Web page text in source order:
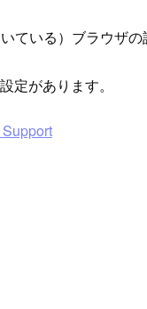
いる）ブラウザの
定があります。